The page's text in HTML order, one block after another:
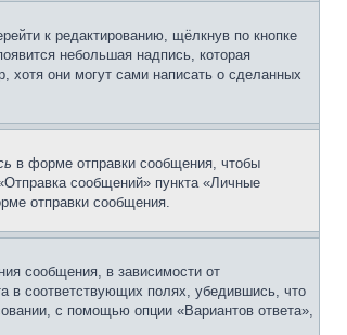
к редактированию, щёлкнув по кнопке
небольшая надпись, которая
хотя они могут сами написать о сделанных
в форме отправки сообщения, чтобы
сообщений» пункта «Личные
отправки сообщения.
сообщения, в зависимости от
в соответствующих полях, убедившись, что
с помощью опции «Вариантов ответа»,